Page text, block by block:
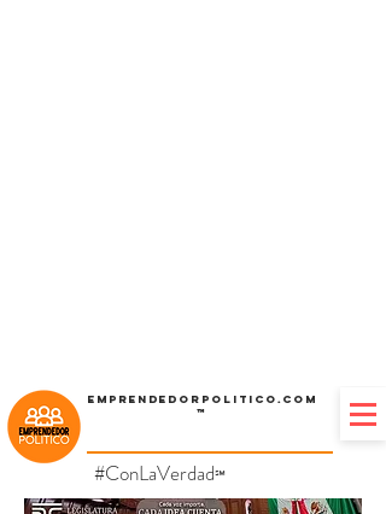
Emprendedorpolitico.com
™
#ConLaVerdad℠